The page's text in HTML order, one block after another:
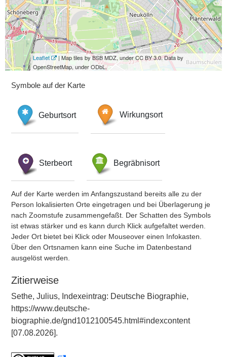
Leaflet
| Map tiles by BSB MDZ, under CC BY 3.0. Data by
OpenStreetMap, under ODbL.
Symbole auf der Karte
Geburtsort Wirkungsort
Sterbeort Begräbnisort
Auf der Karte werden im Anfangszustand bereits alle zu der
Person lokalisierten Orte eingetragen und bei Überlagerung je
nach Zoomstufe zusammengefaßt. Der Schatten des Symbols
ist etwas stärker und es kann durch Klick aufgefaltet werden.
Jeder Ort bietet bei Klick oder Mouseover einen Infokasten.
Über den Ortsnamen kann eine Suche im Datenbestand
ausgelöst werden.
Zitierweise
Sethe, Julius, Indexeintrag: Deutsche Biographie,
https://www.deutsche-
biographie.de/gnd1012100545.html#indexcontent
[07.08.2026].